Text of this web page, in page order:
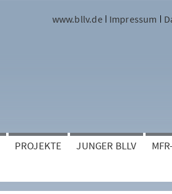
www.bllv.de Impressum
PROJEKTE JUNGER BLLV